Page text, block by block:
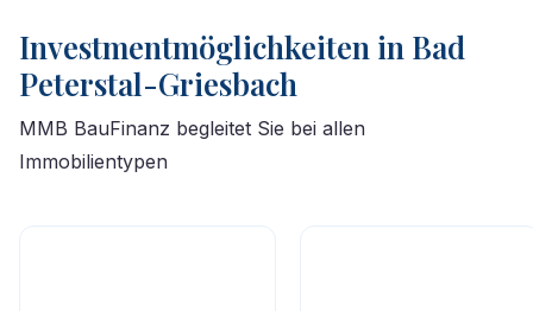
Investmentmöglichkeiten in Bad
Peterstal-Griesbach
MMB BauFinanz begleitet Sie bei allen
Immobilientypen